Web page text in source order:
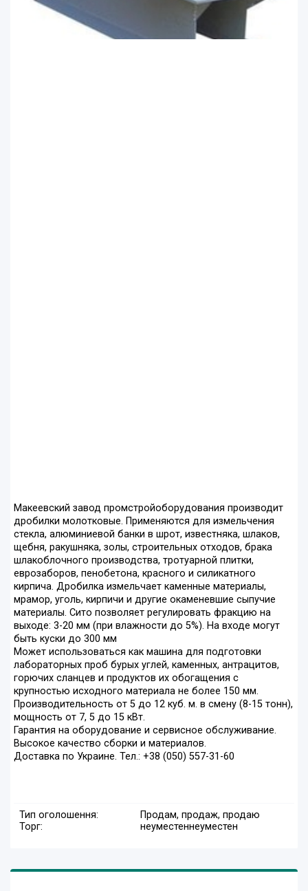
Макеевский завод промстройоборудования производит
дробилки молотковые. Применяются для измельчения
стекла, алюминиевой банки в шрот, известняка, шлаков,
щебня, ракушняка, золы, строительных отходов, брака
шлакоблочного производства, тротуарной плитки,
еврозаборов, пенобетона, красного и силикатного
кирпича. Дробилка измельчает каменные материалы,
мрамор, уголь, кирпичи и другие окаменевшие сыпучие
материалы. Сито позволяет регулировать фракцию на
выходе: 3-20 мм (при влажности до 5%). На входе могут
быть куски до 300 мм
Может использоваться как машина для подготовки
лабораторных проб бурых углей, каменных, антрацитов,
горючих сланцев и продуктов их обогащения с
крупностью исходного материала не более 150 мм.
Производительность от 5 до 12 куб. м. в смену (8-15 тонн),
мощность от 7, 5 до 15 кВт.
Гарантия на оборудование и сервисное обслуживание.
Высокое качество сборки и материалов.
Доставка по Украине. Тел.: +38 (050) 557-31-60
Тип оголошення:
Продам, продаж, продаю
Торг:
неуместеннеуместен